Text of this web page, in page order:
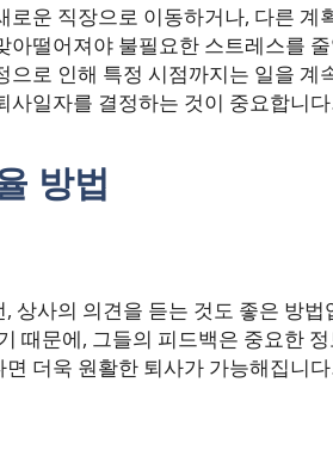
로운 직장으로 이동하거나, 다른
아떨어져야 불필요한 스트레스를
으로 인해 특정 시점까지는 일을
사일자를 결정하는 것이 중요합니다.
방법
상사의 의견을 듣는 것도 좋은 방
때문에, 그들의 피드백은 중요한
더욱 원활한 퇴사가 가능해집니다.